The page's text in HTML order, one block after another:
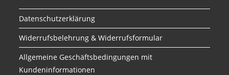
Datenschutzerklärung
Widerrufsbelehrung & Widerrufsformular
Allgemeine Geschäftsbedingungen mit
Kundeninformationen